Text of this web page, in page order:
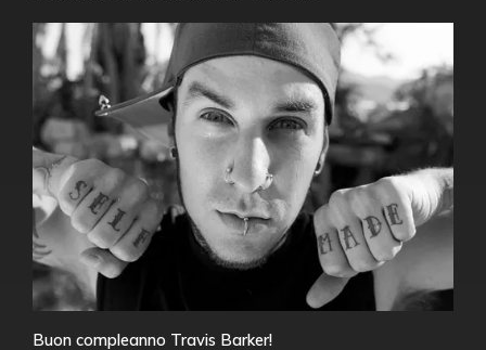
Buon compleanno Travis Barker!